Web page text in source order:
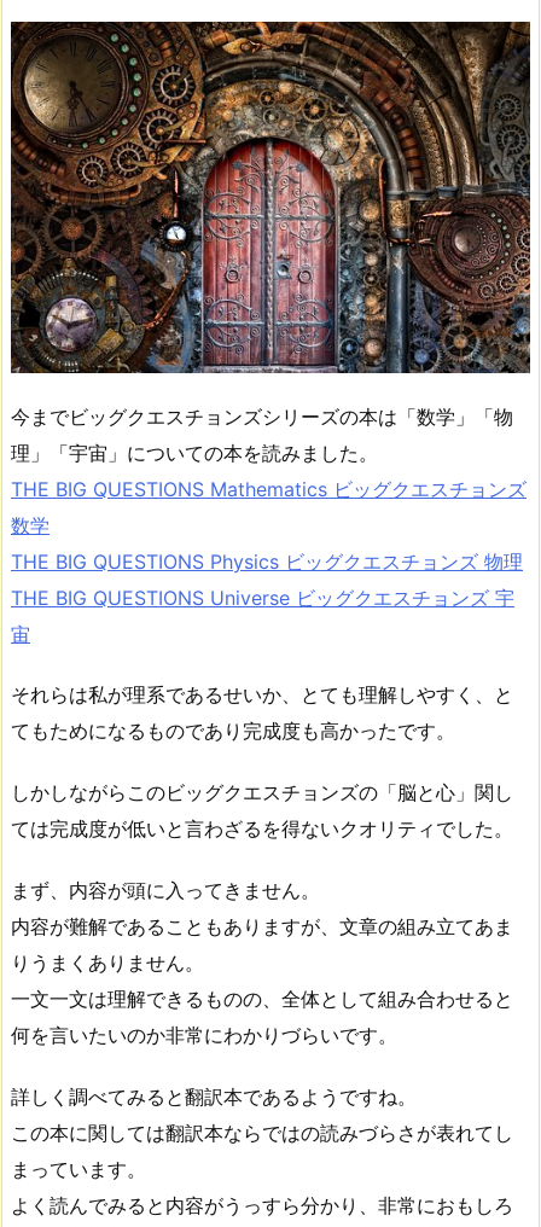
今までビッグクエスチョンズシリーズの本は「数学」「物
理」「宇宙」についての本を読みました。
THE BIG QUESTIONS Mathematics ビッグクエスチョンズ
数学
THE BIG QUESTIONS Physics ビッグクエスチョンズ 物理
THE BIG QUESTIONS Universe ビッグクエスチョンズ 宇
宙
それらは私が理系であるせいか、とても理解しやすく、と
てもためになるものであり完成度も高かったです。
しかしながらこのビッグクエスチョンズの「脳と心」関し
ては完成度が低いと言わざるを得ないクオリティでした。
まず、内容が頭に入ってきません。
内容が難解であることもありますが、文章の組み立てあま
りうまくありません。
一文一文は理解できるものの、全体として組み合わせると
何を言いたいのか非常にわかりづらいです。
詳しく調べてみると翻訳本であるようですね。
この本に関しては翻訳本ならではの読みづらさが表れてし
まっています。
よく読んでみると内容がうっすら分かり、非常におもしろ